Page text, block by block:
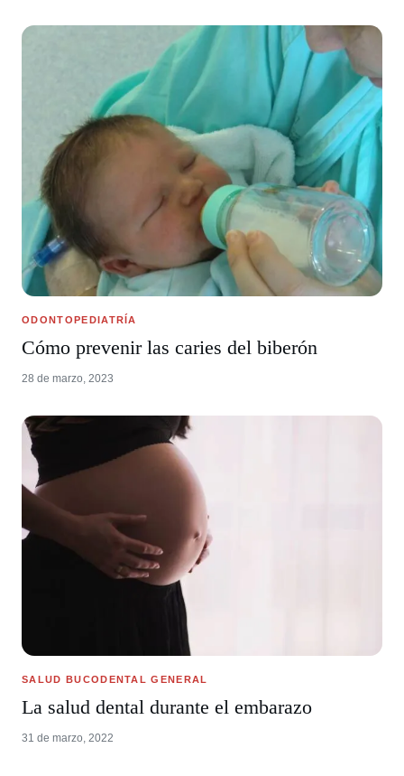
ODONTOPEDIATRÍA
Cómo prevenir las caries del biberón
28 de marzo, 2023
SALUD BUCODENTAL GENERAL
La salud dental durante el embarazo
31 de marzo, 2022